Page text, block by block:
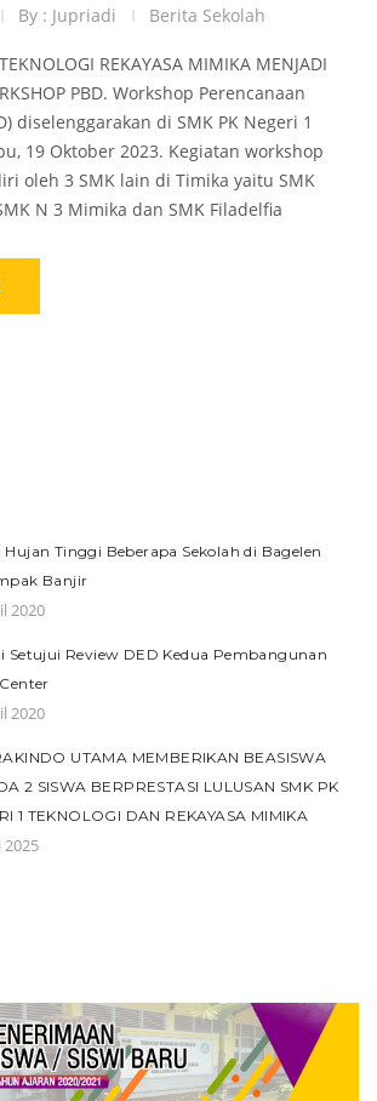
By : Jupriadi Berita Sekolah
REKAYASA MIMIKA MENJADI
PBD. Workshop Perencanaan
diselenggarakan di SMK PK Negeri 1
19 Oktober 2023. Kegiatan workshop
oleh 3 SMK lain di Timika yaitu SMK
N 3 Mimika dan SMK Filadelfia
Hujan Tinggi Beberapa Sekolah di Bagelen
Banjir
2020
Setujui Review DED Kedua Pembangunan
2020
UTAMA MEMBERIKAN BEASISWA
2 SISWA BERPRESTASI LULUSAN SMK PK
1 TEKNOLOGI DAN REKAYASA MIMIKA
2025